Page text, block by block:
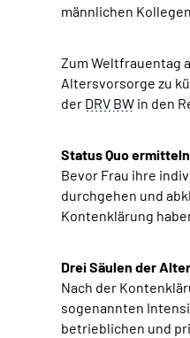
männlichen
Zum Weltfrauentag
Altersvorsorge zu
der DRV BW in den
Status Quo ermitteln
Bevor Frau ihre
durchgehen und
Kontenklärung
Drei Säulen der
Nach der
sogenannten
betrieblichen und